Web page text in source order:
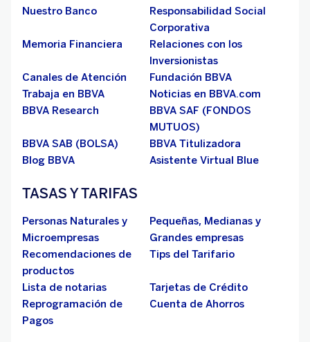
Nuestro Banco
Responsabilidad Social
Corporativa
Memoria Financiera
Relaciones con los
Inversionistas
Canales de Atención
Fundación BBVA
Trabaja en BBVA
Noticias en BBVA.com
BBVA Research
BBVA SAF (FONDOS
MUTUOS)
BBVA SAB (BOLSA)
BBVA Titulizadora
Blog BBVA
Asistente Virtual Blue
TASAS Y TARIFAS
Personas Naturales y
Microempresas
Pequeñas, Medianas y
Grandes empresas
Recomendaciones de
productos
Tips del Tarifario
Lista de notarias
Tarjetas de Crédito
Reprogramación de
Pagos
Cuenta de Ahorros